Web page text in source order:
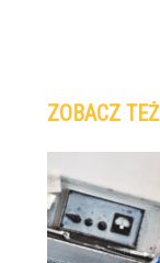
ZOBACZ TEŻ